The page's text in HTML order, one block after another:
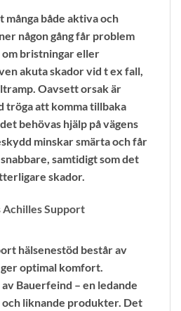
många både aktiva och
någon gång får problem
om bristningar eller
akuta skador vid t ex fall,
Oavsett orsak är
tröga att komma tillbaka
behövas hjälp på vägens
minskar smärta och får
samtidigt som det
skador.
Achilles Support
hälsenestöd består av
optimal komfort.
Bauerfeind – en ledande
liknande produkter. Det